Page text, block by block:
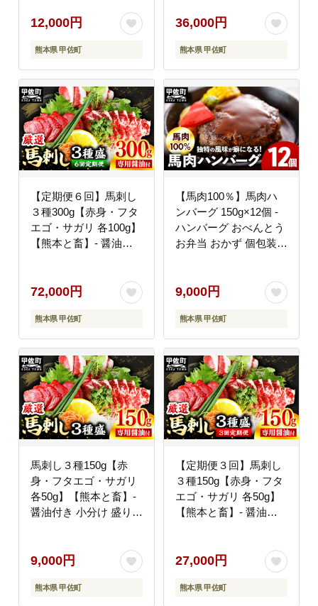
晩酌 おすすめ 甲佐町
12,000円
熊本県 甲佐町
食べ比べ おつまみ 晩酌
おすすめ 甲佐町【価格
改定】
36,000円
熊本県 甲佐町
【定期便６回】馬刺し
３種300g【赤身・フタ
エゴ・サガリ 各100g】
【熊本と畜】- 醤油付
食べ比べ おつまみ 晩酌
おすすめ 甲佐町【価格
改定】
72,000円
熊本県 甲佐町
【馬肉100％】馬肉ハ
ンバーグ 150g×12個 -
ハンバーグ おべんとう
お弁当 おかず 個包装
くだけ 国内製造 総菜
甲佐町【価格改定】
9,000円
熊本県 甲佐町
馬刺し３種150g【赤
身・フタエゴ・サガリ
各50g】【熊本と畜】-
醤油付き 小分け 盛り合
べ比べ おつまみ 晩酌
9,000円
熊本県 甲佐町
【定期便３回】馬刺し
３種150g【赤身・フタ
エゴ・サガリ 各50g】
【熊本と畜】- 醤油付
熊本 冷凍 馬肉 食べ比
べ おつまみ 晩酌 おす
すめ 甲佐町
27,000円
熊本県 甲佐町